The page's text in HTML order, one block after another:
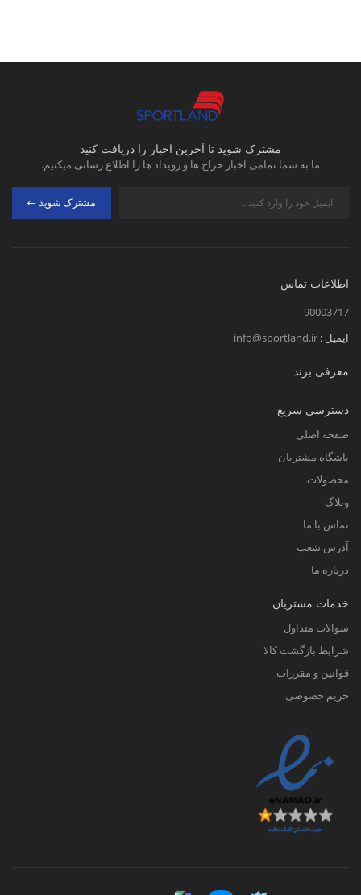
مشترک شوید تا آخرین اخبار را دریافت کنید
ما به شما تمامی اخبار حراج ها و رویداد ها را اطلاع رسانی میکنیم.
مشترک شوید
اطلاعات تماس
90003717
ایمیل : info@sportland.ir
معرفی برند
دسترسی سریع
صفحه اصلی
باشگاه مشتریان
محصولات
وبلاگ
تماس با ما
آدرس شعب
درباره ما
خدمات مشتریان
سوالات متداول
شرایط بازگشت کالا
قوانین و مقررات
حریم خصوصی